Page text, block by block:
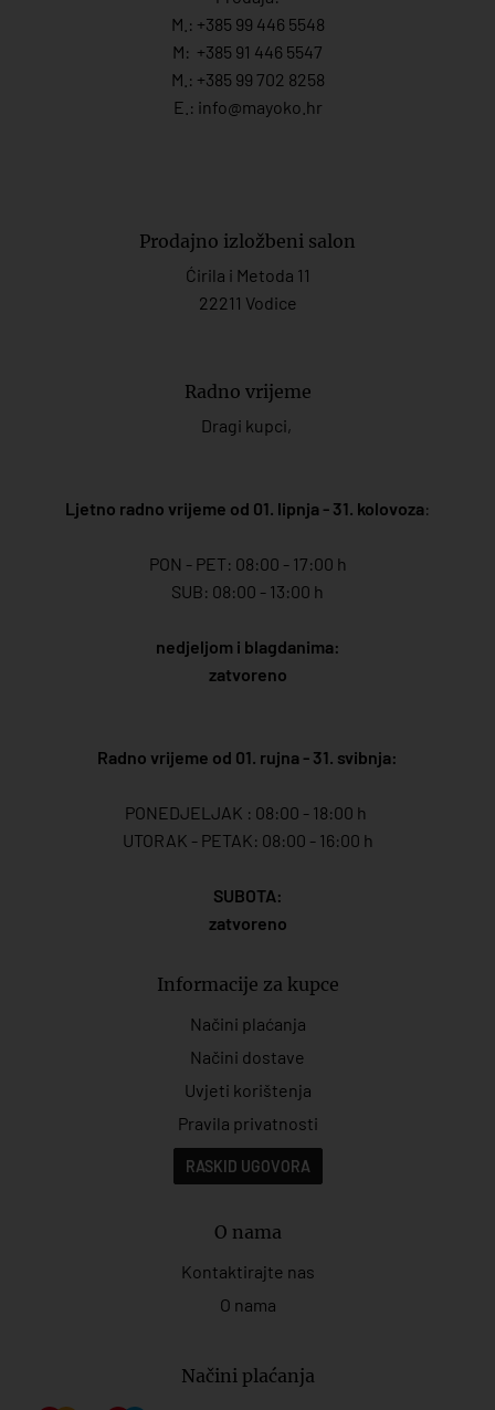
M.: +385 99 446 5548
M: +385 91 446 5547
M.: +385 99 702 8258
E.: info@mayoko. hr
Prodajno izložbeni salon
Ćirila i Metoda 11
22211 Vodice
Radno vrijeme
Dragi kupci,
Ljetno radno vrijeme od 01. lipnja - 31. kolovoza:
PON - PET: 08:00 - 17:00 h
SUB: 08:00 - 13:00 h
nedjeljom i blagdanima:
zatvoreno
Radno vrijeme od 01. rujna - 31. svibnja:
PONEDJELJAK : 08:00 - 18:00 h
UTORAK - PETAK: 08:00 - 16:00 h
SUBOTA:
zatvoreno
Informacije za kupce
Načini plaćanja
Načini dostave
Uvjeti korištenja
Pravila privatnosti
RASKID UGOVORA
O nama
Kontaktirajte nas
O nama
Načini plaćanja